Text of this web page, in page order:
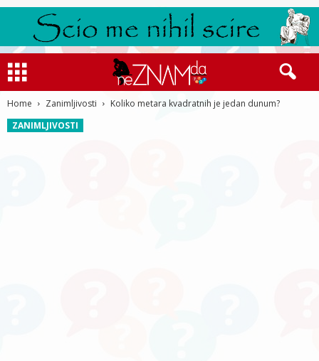
Home Zanimljivosti
Koliko metara kvadratnih je jedan dunum?
ZANIMLJIVOSTI